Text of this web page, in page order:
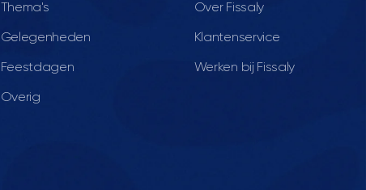
Thema's
Gelegenheden
Feestdagen
Overig
Over Fissaly
Klantenservice
Werken bij Fissaly